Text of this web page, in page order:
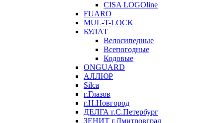
CISA LOGOline
FUARO
MUL-T-LOCK
БУЛАТ
Велосипедные
Всепогодные
Кодовые
ONGUARD
АЛЛЮР
Silca
г.Глазов
г.Н.Новгород
ДЕЛГА г.С.Петербург
ЗЕНИТ г.Дмитровград